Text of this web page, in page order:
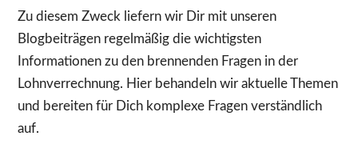
Zu diesem Zweck liefern wir Dir mit unseren
Blogbeiträgen regelmäßig die wichtigsten
Informationen zu den brennenden Fragen in der
Lohnverrechnung. Hier behandeln wir aktuelle Themen
und bereiten für Dich komplexe Fragen verständlich
auf.